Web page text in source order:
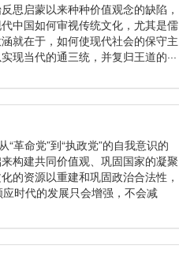
思启蒙以来种种价值观念的缺陷，
中国如何审视传统文化，尤其是儒
就在于，如何使现代社会的保守主
现当代的通三统，并复归王道的···
革命党”到“执政党”的自我意识的
构建共同价值观、巩固国家的凝聚
的资源以重建和巩固政治合法性，
时代的发展只会增强，不会减